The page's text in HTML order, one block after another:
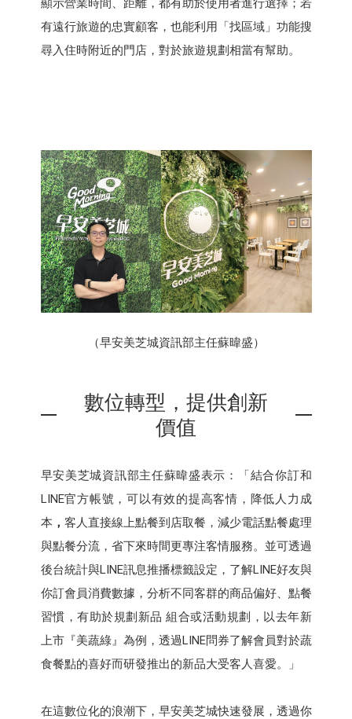
顯示營業時間、距離，都有助於使用者進行選擇；若
有遠行旅遊的忠實顧客，也能利用「找區域」功能搜
尋入住時附近的門店，對於旅遊規劃相當有幫助。
（早安美芝城資訊部主任蘇暐盛）
數位轉型，提供創新
價值
早安美芝城資訊部主任蘇暐盛表示：「結合你訂和
LINE官方帳號，可以有效的提高客情，降低人力成
本 ， 客人直接線上點餐到店取餐，減少電話點餐處理
與點餐分流，省下來時間更專注客情服務。並可透過
後台統計與LINE訊息推播標籤設定，了解LINE好友與
你訂會員消費數據，分析不同客群的商品偏好、點餐
習慣，有助於規劃新品 組合或活動規劃，以去年新
上市『美蔬綠』為例，透過LINE問券了解會員對於蔬
食餐點的喜好而研發推出的新品大受客人喜愛。」
在這數位化的浪潮下，早安美芝城快速發展，透過你